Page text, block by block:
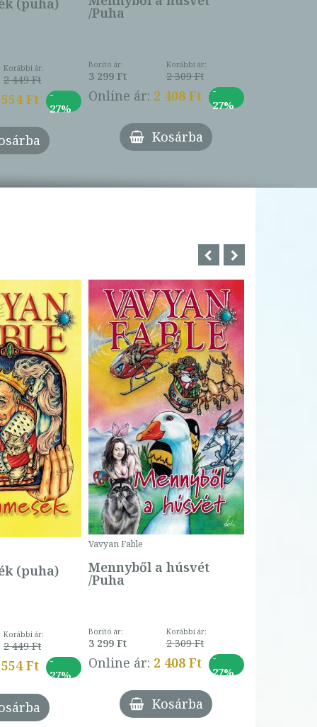
(puha)
Korábbi ár:
2 449 Ft
Ft
-
27%
/Puha
Borító ár:
3 299 Ft
Korábbi ár:
2 309 Ft
Online ár: 2 408 Ft
-
27%
Kosárba
(puha)
Korábbi ár:
2 449 Ft
Ft
-
27%
Vavyan Fable
Mennyből a húsvét
/Puha
Borító ár:
3 299 Ft
Korábbi ár:
2 309 Ft
Online ár: 2 408 Ft
-
27%
Kosárba